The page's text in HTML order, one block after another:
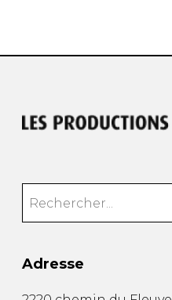
Adresse